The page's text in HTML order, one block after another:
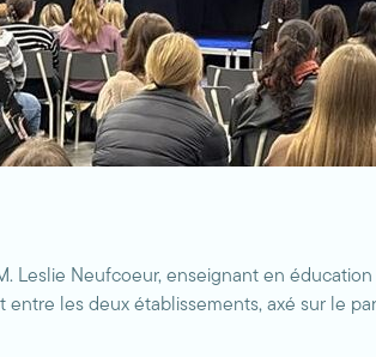
Leslie Neufcoeur, enseignant en
entre les deux établissements, axé sur le